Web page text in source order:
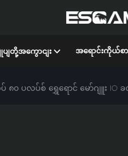
ပျတို့အကွောငျး အရောင်းကိုယ်စ
ပလပ်စ် ရွှေရောင် မော်ဂျူး IO ခလု